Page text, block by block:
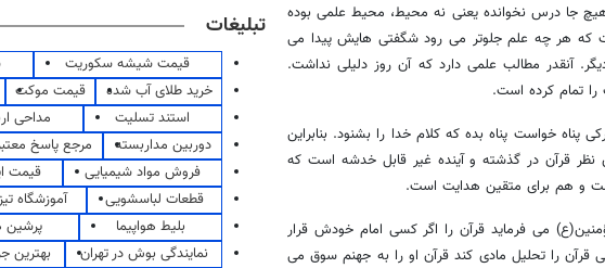
جا درس نخوانده یعنی نه محیط، محیط علمی بوده
که هر چه علم جلوتر می رود شگفتی هایش پیدا می
آنقدر مطالب علمی دارد که آن روز دلیلی نداشت.
را تمام کرده است.
خواست پناه بده که کلام خدا را بشنود. بنابراین
قرآن در گذشته و آینده غیر قابل خدشه است که
و هم برای متقین هدایت است.
می فرماید قرآن را اگر کسی امام خودش قرار
را تحلیل مادی کند قرآن او را به جهنم سوق می
تبلیغات
قیمت شیشه سکوریت
خرید طلای آب شده
قیمت موکت
استند تسلیت
مداحی
دوربین مداربسته
مرجع پاسخ
فروش مواد شیمیایی
قیمت
قطعات لباسشویی
آموزشگاه
بلیط هواپیما
پرشین
نمایندگی بوش در تهران
بهترین